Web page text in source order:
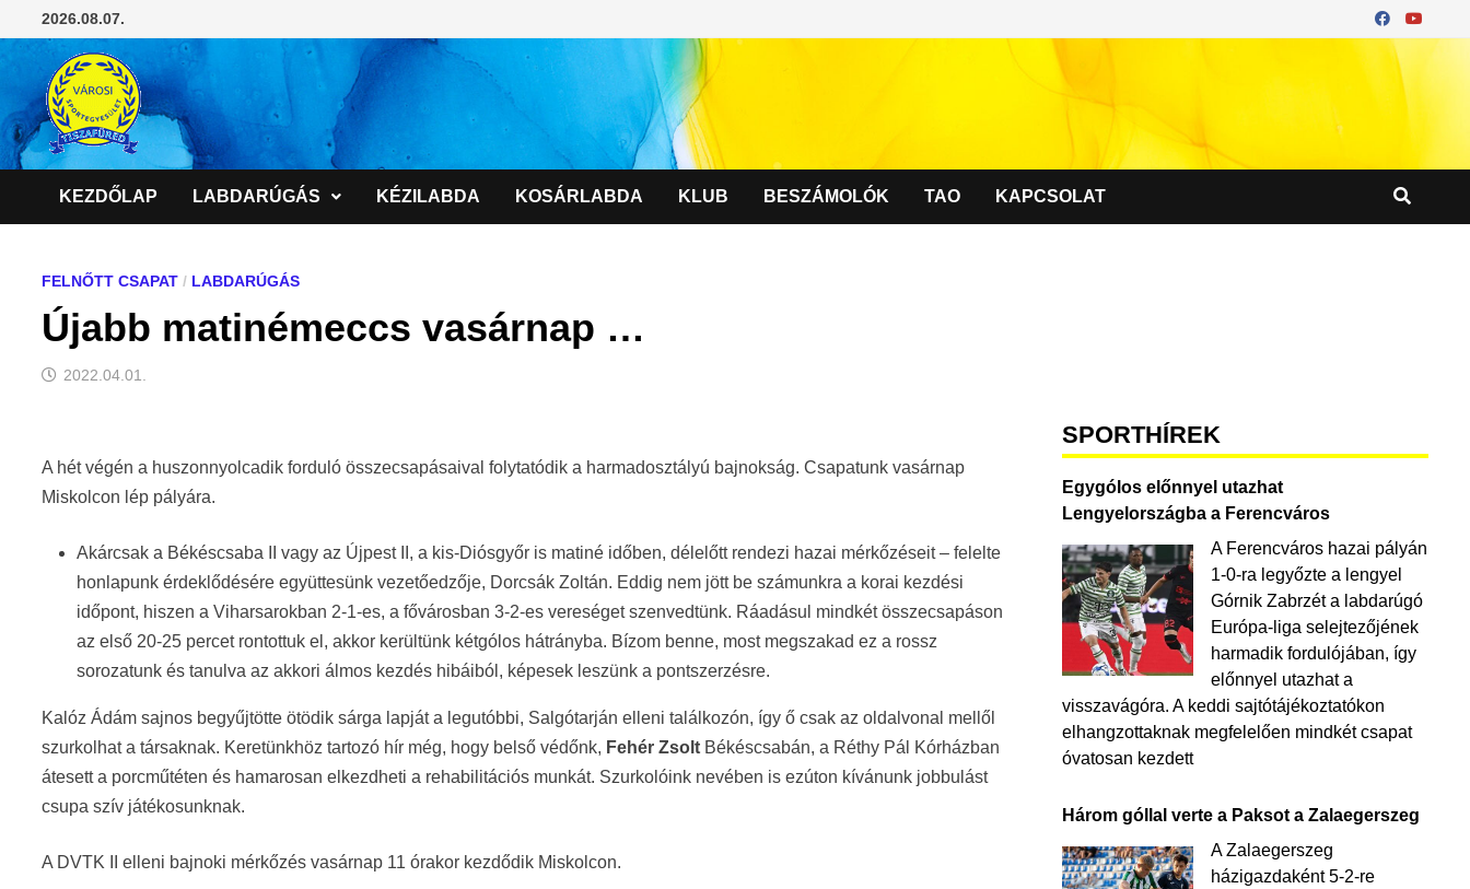
to
2026.08.07.
KEZDŐLAP LABDARÚGÁS KÉZILABDA KOSÁRLABDA KLUB BESZÁMOLÓK TAO KAPCSOLAT
FELNŐTT CSAPAT / LABDARÚGÁS
Újabb matinémeccs vasárnap …
2022.04.01.
A hét végén a huszonnyolcadik forduló összecsapásaival folytatódik a harmadosztályú bajnokság. Csapatunk vasárnap
Miskolcon lép pályára.
Akárcsak a Békéscsaba II vagy az Újpest II, a kis-Diósgyőr is matiné időben, délelőtt rendezi hazai mérkőzéseit – felelte
honlapunk érdeklődésére együttesünk vezetőedzője, Dorcsák Zoltán. Eddig nem jött be számunkra a korai kezdési
időpont, hiszen a Viharsarokban 2-1-es, a fővárosban 3-2-es vereséget szenvedtünk. Ráadásul mindkét összecsapáson
az első 20-25 percet rontottuk el, akkor kerültünk kétgólos hátrányba. Bízom benne, most megszakad ez a rossz
sorozatunk és tanulva az akkori álmos kezdés hibáiból, képesek leszünk a pontszerzésre.
Kalóz Ádám sajnos begyűjtötte ötödik sárga lapját a legutóbbi, Salgótarján elleni találkozón, így ő csak az oldalvonal mellől
szurkolhat a társaknak. Keretünkhöz tartozó hír még, hogy belső védőnk, Fehér Zsolt Békéscsabán, a Réthy Pál Kórházban
átesett a porcműtéten és hamarosan elkezdheti a rehabilitációs munkát. Szurkolóink nevében is ezúton kívánunk jobbulást
csupa szív játékosunknak.
A DVTK II elleni bajnoki mérkőzés vasárnap 11 órakor kezdődik Miskolcon.
SPORTHÍREK
Egygólos előnnyel utazhat
Lengyelországba a Ferencváros
A Ferencváros hazai pályán
1-0-ra legyőzte a lengyel
Górnik Zabrzét a labdarúgó
Európa-liga selejtezőjének
harmadik fordulójában, így
előnnyel utazhat a
visszavágóra. A keddi sajtótájékoztatókon
elhangzottaknak megfelelően mindkét csapat
óvatosan kezdett
Három góllal verte a Paksot a Zalaegerszeg
A Zalaegerszeg
házigazdaként 5-2-re